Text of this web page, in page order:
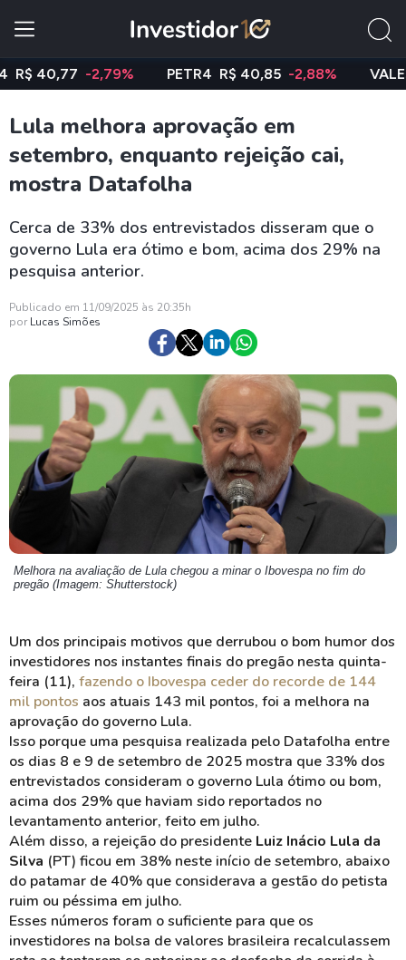
40,77 -2,79% PETR4 R$ 40,85 -2,88% VALE3
Lula melhora aprovação em
setembro, enquanto rejeição cai,
mostra Datafolha
Cerca de 33% dos entrevistados disseram que o
governo Lula era ótimo e bom, acima dos 29% na
pesquisa anterior.
Publicado em 11/09/2025 às 20:35h
por Lucas Simões
Melhora na avaliação de Lula chegou a minar o Ibovespa no fim do
pregão (Imagem: Shutterstock)
Um dos principais motivos que derrubou o bom humor dos
investidores nos instantes finais do pregão nesta quinta-
feira (11), fazendo o Ibovespa ceder do recorde de 144
mil pontos aos atuais 143 mil pontos, foi a melhora na
aprovação do governo Lula.
Isso porque uma pesquisa realizada pelo Datafolha entre
os dias 8 e 9 de setembro de 2025 mostra que 33% dos
entrevistados consideram o governo Lula ótimo ou bom,
acima dos 29% que haviam sido reportados no
levantamento anterior, feito em julho.
Além disso, a rejeição do presidente Luiz Inácio Lula da
Silva (PT) ficou em 38% neste início de setembro, abaixo
do patamar de 40% que considerava a gestão do petista
ruim ou péssima em julho.
Esses números foram o suficiente para que os
investidores na bolsa de valores brasileira recalculassem